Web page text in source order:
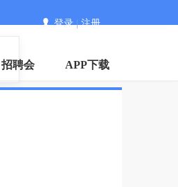
登录|注册
招聘会 APP下载